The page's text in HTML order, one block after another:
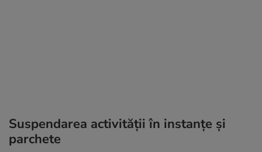
Suspendarea activității în instanțe și
parchete